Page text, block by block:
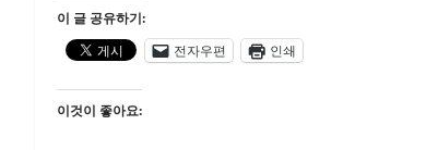
이 글 공유하기:
전자우편
인쇄
이것이 좋아요: